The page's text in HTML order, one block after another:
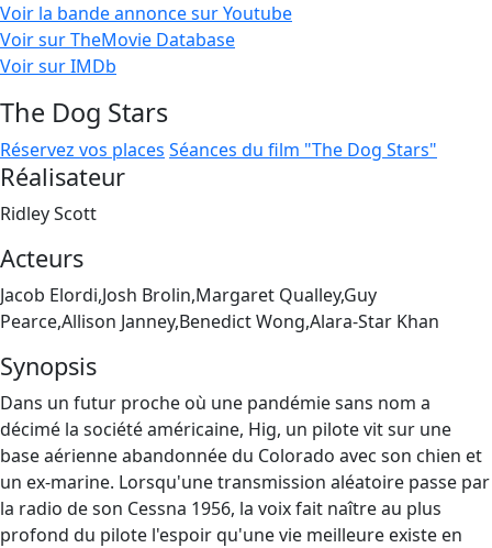
Voir la bande annonce sur Youtube
Voir sur TheMovie Database
Voir sur IMDb
The Dog Stars
Réservez vos places Séances du film "The Dog Stars"
Réalisateur
Ridley Scott
Acteurs
Jacob Elordi,Josh Brolin,Margaret Qualley,Guy
Pearce,Allison Janney,Benedict Wong,Alara-Star Khan
Synopsis
Dans un futur proche où une pandémie sans nom a
décimé la société américaine, Hig, un pilote vit sur une
base aérienne abandonnée du Colorado avec son chien et
un ex-marine. Lorsqu'une transmission aléatoire passe par
la radio de son Cessna 1956, la voix fait naître au plus
profond du pilote l'espoir qu'une vie meilleure existe en